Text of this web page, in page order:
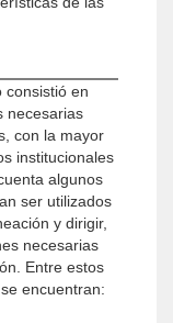
consistió en
necesarias
con la mayor
institucionales
algunos
ser utilizados
y dirigir,
necesarias
Entre estos
encuentran: